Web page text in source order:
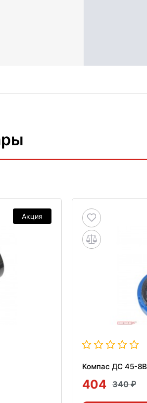
Акция
Компас ДС 45-8В
404 340